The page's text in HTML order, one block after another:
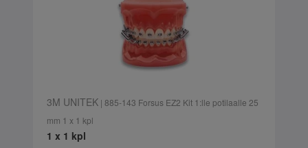
3M UNITEK| 885-143 Forsus EZ2 Kit 1:lle potilaalle 25
mm 1 x 1 kpl
1 x 1 kpl